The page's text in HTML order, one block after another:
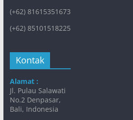
(+62) 81615351673
(+62) 85101518225
Kontak
Alamat :
Jl. Pulau Salawati
No.2 Denpasar,
Bali, Indonesia